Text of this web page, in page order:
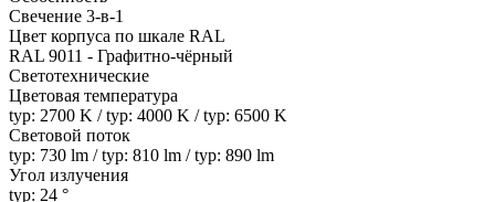
Свечение 3-в-1
Цвет корпуса по шкале RAL
RAL 9011 - Графитно-чёрный
Светотехнические
Цветовая температура
typ: 2700 K / typ: 4000 K / typ: 6500 K
Световой поток
typ: 730 lm / typ: 810 lm / typ: 890 lm
Угол излучения
typ: 24 °